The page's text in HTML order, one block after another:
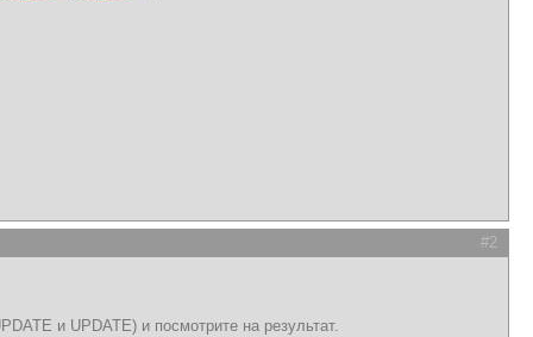
#2
и UPDATE) и посмотрите на результат.